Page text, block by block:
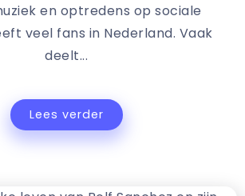
en optredens op sociale
veel fans in Nederland. Vaak
deelt...
Lees verder